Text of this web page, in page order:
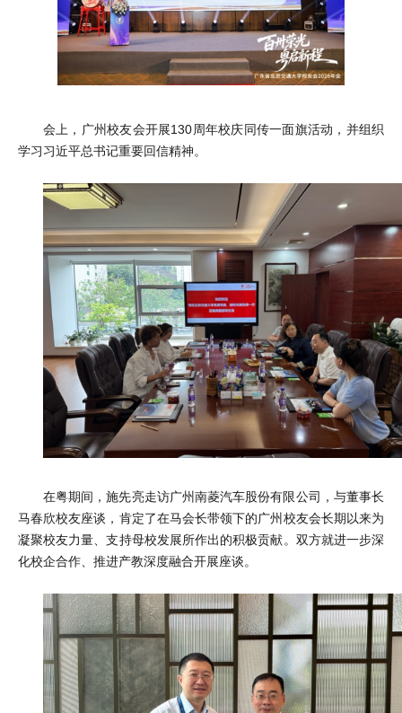
会上，广州校友会开展130周年校庆同传一面旗活动，并组织
学习习近平总书记重要回信精神。
在粤期间，施先亮走访广州南菱汽车股份有限公司，与董事长
马春欣校友座谈，肯定了在马会长带领下的广州校友会长期以来为
凝聚校友力量、支持母校发展所作出的积极贡献。双方就进一步深
化校企合作、推进产教深度融合开展座谈。